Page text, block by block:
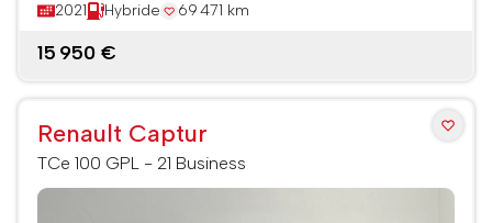
2021 Hybride 69 471 km
15 950 €
Renault Captur
TCe 100 GPL - 21 Business